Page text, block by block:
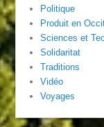
Politique
Produit en
Sciences et
Solidaritat
Traditions
Vidéo
Voyages